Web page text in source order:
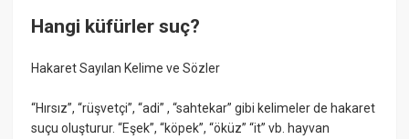
Hangi küfürler suç?
Hakaret Sayılan Kelime ve Sözler
“Hırsız”, “rüşvetçi”, “adi” , “sahtekar” gibi kelimeler de hakaret
suçu oluşturur. “Eşek”, “köpek”, “öküz” “it” vb. hayvan